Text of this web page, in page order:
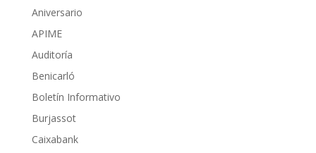
Aniversario
APIME
Auditoría
Benicarló
Boletín Informativo
Burjassot
Caixabank